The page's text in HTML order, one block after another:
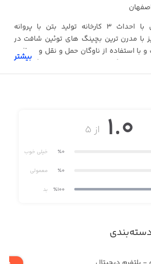
شرکت بنیاد بتن با احداث ۳ کارخانه تولید بتن با پروانه
با مدرن ترین بچینگ های توئین شافت در
استفاده از ناوگان حمل و نقل و پمپاژ به
روز شامل بیش از ۴۰ دستگاه تراک میکسر ، ۱۰ دستگاه پمپ
با توان پمپاژ متفاوت و با نظارت
و همکار اداره کل استاندارد ، بزرگترین
بیشتر
از ۵ 1.0
٪0 خیلی خوب
٪0 معمولی
٪100 بد